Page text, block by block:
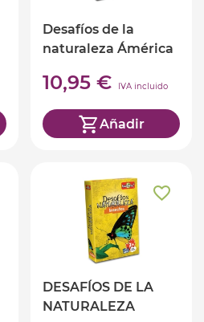
Desafíos de la
naturaleza Ámérica
10,95 € IVA incluido
Añadir
DESAFÍOS DE LA
NATURALEZA